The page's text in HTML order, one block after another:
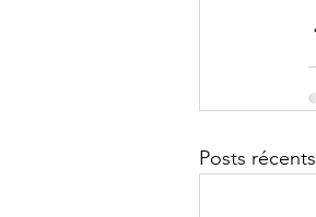
Posts récents